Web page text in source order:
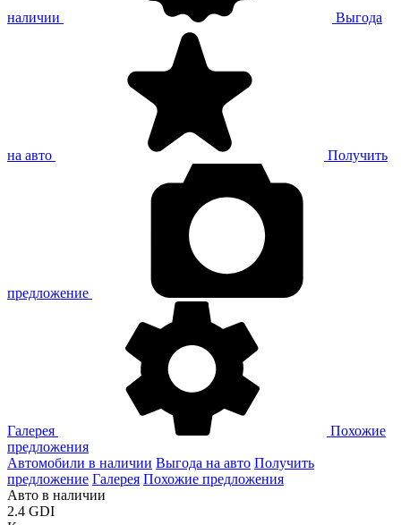
наличии Выгода
на авто Получить
предложение
Галерея
Похожие
предложения
Автомобили в наличии Выгода на авто Получить
предложение Галерея Похожие предложения
Авто в наличии
2.4 GDI